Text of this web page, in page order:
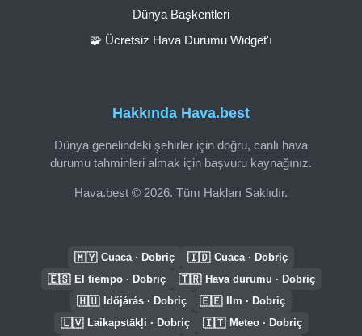
Hakkında Hava.best
Dünya genelindeki şehirler için doğru, canlı hava
durumu tahminleri almak için başvuru kaynağınız.
Hava.best © 2026. Tüm Hakları Saklıdır.
Dünya Başkentleri
🧩 Ücretsiz Hava Durumu Widget'ı
🇲🇾 Cuaca · Dobriç 🇮🇩 Cuaca · Dobriç
🇪🇸 El tiempo · Dobriç 🇹🇷 Hava durumu · Dobriç
🇭🇺 Időjárás · Dobriç 🇪🇪 Ilm · Dobriç
🇱🇻 Laikapstākļi · Dobriç 🇮🇹 Meteo · Dobriç